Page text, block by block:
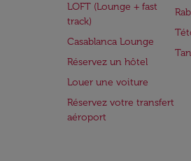
LOFT (Lounge + fast
track)
Casablanca Lounge
Réservez un hôtel
Louer une voiture
Réservez votre transfert
aéroport